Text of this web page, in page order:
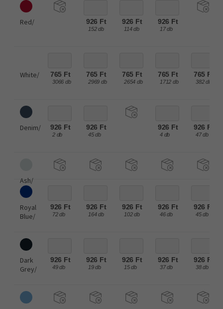
Red/ 926 Ft
152 db
926 Ft
114 db
926 Ft
17 db
White/ 765 Ft
3066 db
765 Ft
2969 db
765 Ft
2654 db
765 Ft
1712 db
765 Ft
382 db
Denim/ 926 Ft
2 db
926 Ft
45 db
926 Ft
4 db
926 Ft
47 db
Ash/
Royal
Blue/
926 Ft
72 db
926 Ft
164 db
926 Ft
102 db
926 Ft
46 db
926 Ft
45 db
Dark
Grey/
926 Ft
49 db
926 Ft
19 db
926 Ft
15 db
926 Ft
37 db
926 Ft
38 db